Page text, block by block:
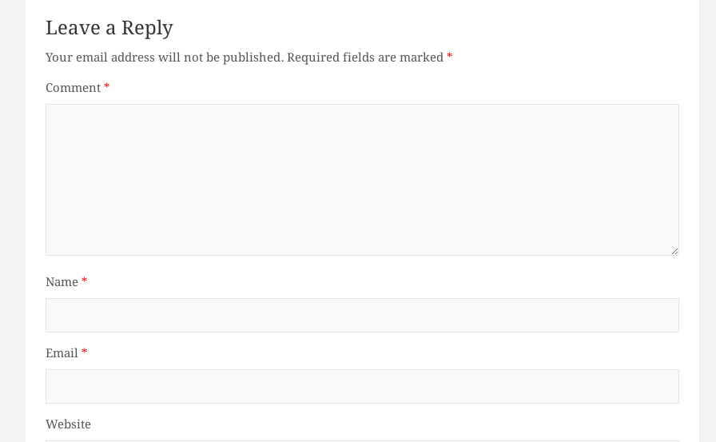
Leave a Reply
Your email address will not be published.Required fields are marked*
Comment*
Name*
Email*
Website